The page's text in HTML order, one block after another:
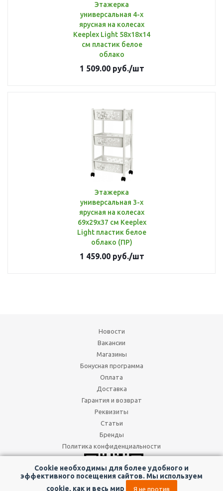
Cookie необходимы для более удобного и
эффективного посещения сайтов. Мы используем
cookie, как и весь мир
Я не против
Этажерка
универсальная 4-х
ярусная на колесах
Keeplex Light 58х18х14
см пластик белое
облако
1 509.00руб./шт
Этажерка
универсальная 3-х
ярусная на колесах
69х29х37 см Keeplex
Light пластик белое
облако (ПР)
1 459.00руб./шт
Новости
Вакансии
Магазины
Бонусная программа
Оплата
Доставка
Гарантия и возврат
Реквизиты
Статьи
Бренды
Политика конфиденциальности